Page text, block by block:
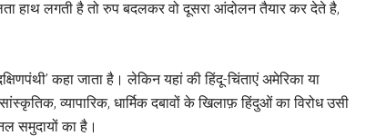
हाथ लगती है तो रुप बदलकर वो दूसरा आंदोलन तैयार कर देते है,
कहा जाता है। लेकिन यहां की हिंदू-चिंताएं अमेरिका या
व्यापारिक, धार्मिक दबावों के खिलाफ़ हिंदुओं का विरोध उसी
समुदायों का है।